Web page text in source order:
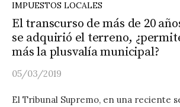
IMPUESTOS LOCALES
El transcurso de más de 20
se adquirió el terreno,
más la plusvalía municipal?
05/03/2019
El Tribunal Supremo, en una reciente